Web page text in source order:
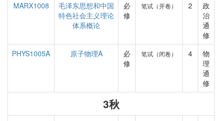
MARX1008
毛泽东思想和中国
特色社会主义理论
体系概论
必
修
笔试（开卷） 2
政
治
通
修
PHYS1005A
原子物理A
必
修
笔试（闭卷） 4
物
理
通
修
3秋